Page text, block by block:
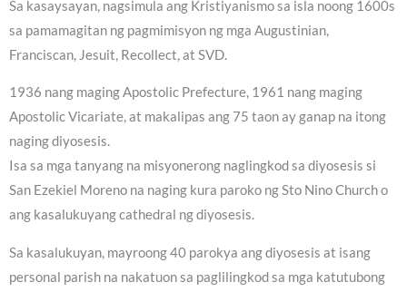
Sa kasaysayan, nagsimula ang Kristiyanismo sa isla noong 1600s
sa pamamagitan ng pagmimisyon ng mga Augustinian,
Franciscan, Jesuit, Recollect, at SVD.
1936 nang maging Apostolic Prefecture, 1961 nang maging
Apostolic Vicariate, at makalipas ang 75 taon ay ganap na itong
naging diyosesis.
Isa sa mga tanyang na misyonerong naglingkod sa diyosesis si
San Ezekiel Moreno na naging kura paroko ng Sto Nino Church o
ang kasalukuyang cathedral ng diyosesis.
Sa kasalukuyan, mayroong 40 parokya ang diyosesis at isang
personal parish na nakatuon sa paglilingkod sa mga katutubong